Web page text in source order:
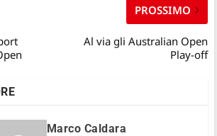
PROSSIMO
Al via gli Australian Open
Play-off
Marco Caldara